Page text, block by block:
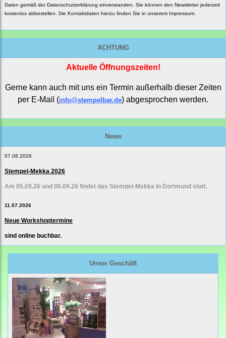
Daten gemäß der Datenschutzerklärung einverstanden. Sie können den Newsletter jederzeit
kostenlos abbestellen. Die Kontaktdaten hierzu finden Sie in unserem Impressum.
ACHTUNG
Aktuelle Öffnungszeiten!
Gerne kann auch mit uns ein Termin außerhalb dieser Zeiten
per E-Mail (info@stempelbar.de) abgesprochen werden.
News
07.08.2026
Stempel-Mekka 2026
Am 05.09.26 und 06.09.26 findet das Stempel-Mekka in Dortmund statt.
11.07.2026
Neue Workshoptermine
sind online buchbar.
Unser Geschäft